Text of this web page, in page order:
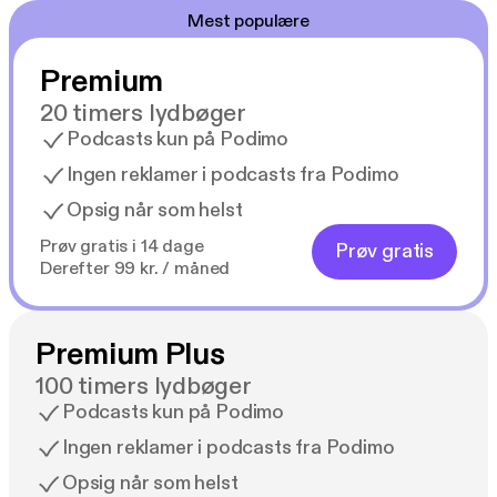
Mest populære
Premium
20 timers lydbøger
Podcasts kun på Podimo
Ingen reklamer i podcasts fra Podimo
Opsig når som helst
Prøv gratis i 14 dage
Derefter 99 kr. / måned
Prøv gratis
Premium Plus
100 timers lydbøger
Podcasts kun på Podimo
Ingen reklamer i podcasts fra Podimo
Opsig når som helst